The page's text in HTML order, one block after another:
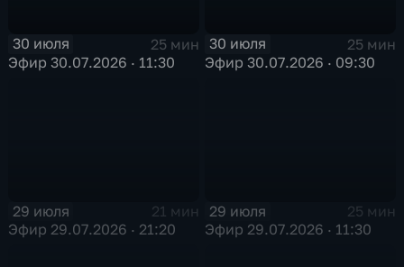
30 июля
25 мин
Эфир 30.07.2026 · 11:30
30 июля
25 мин
Эфир 30.07.2026 · 09:30
29 июля
21 мин
Эфир 29.07.2026 · 21:20
29 июля
25 мин
Эфир 29.07.2026 · 11:30